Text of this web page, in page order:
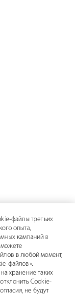
файлы третьих
опыта,
кампаний в
в любой момент,
файлов».
хранение таких
Cookie-
не будут